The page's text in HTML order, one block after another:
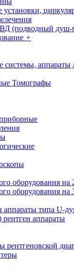
(подводный душ-
+
аппараты
Томографы
оборудования на
оборудования на
типа U-
аппараты
рентгеновской